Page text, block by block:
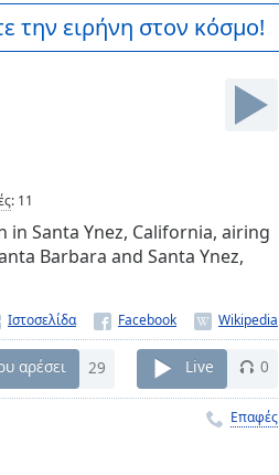
την ειρήνη στον κόσμο!
: 11
in Santa Ynez, California, airing
Barbara and Santa Ynez,
Ιστοσελίδα
αρέσει 29 Live 0
Επαφές